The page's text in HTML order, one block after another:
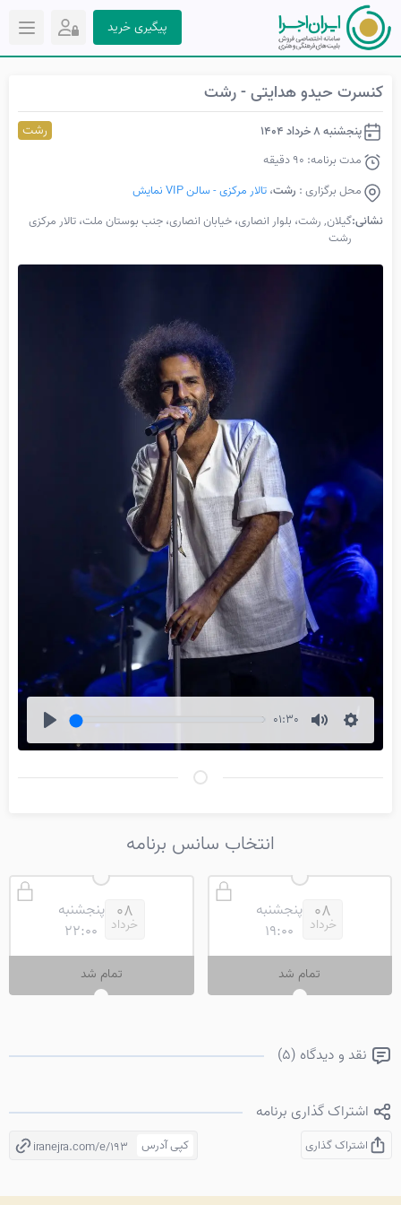
پیگیری خرید
Play
01:30
MuteSettings
کنسرت حیدو هدایتی - رشت
رشت
پنجشنبه 8 خرداد 1404
مدت برنامه: 90 دقیقه
محل برگزاری : رشت،تالار مرکزی - سالن VIP نمایش
نشانی:گیلان, رشت، بلوار انصاری، خیابان انصاری، جنب بوستان ملت، تالار مرکزی
رشت
انتخاب سانس برنامه
08
خرداد
پنجشنبه
19:00
تمام شد
08
خرداد
پنجشنبه
22:00
تمام شد
نقد و دیدگاه (5)
اشتراک گذاری برنامه
اشتراک گذاری iranejra.com/e/193 کپی آدرس